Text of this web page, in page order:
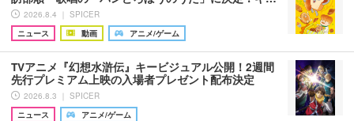
2026.8.4 ｜ SPICER
ニュース
動画 アニメ/ゲーム
TVアニメ『幻想水滸伝』キービジュアル公開！2週間
先行プレミアム上映の入場者プレゼント配布決定
2026.8.3 ｜ SPICER
ニュース
アニメ/ゲーム